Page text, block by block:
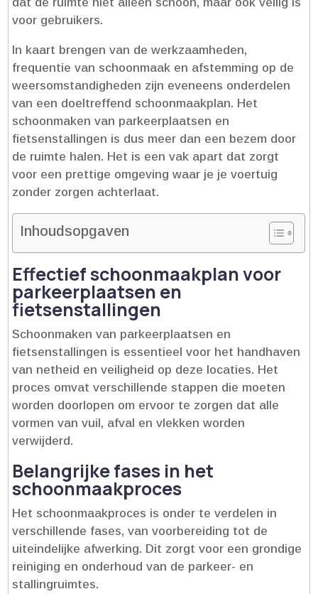
voor gebruikers.​
In kaart brengen van de werkzaamheden,
frequentie van schoonmaak en afstemming op de
weersomstandigheden zijn eveneens onderdelen
van een doeltreffend schoonmaakplan.​ Het
schoonmaken van parkeerplaatsen en
fietsenstallingen is dus meer dan een bezem door
de ruimte halen.​ Het is een vak apart dat zorgt
voor een prettige omgeving waar je je voertuig
zonder zorgen achterlaat.​
Inhoudsopgaven
Effectief schoonmaakplan voor
parkeerplaatsen en
fietsenstallingen
Schoonmaken van parkeerplaatsen en
fietsenstallingen is essentieel voor het handhaven
van netheid en veiligheid op deze locaties.​ Het
proces omvat verschillende stappen die moeten
worden doorlopen om ervoor te zorgen dat alle
vormen van vuil, afval en vlekken worden
verwijderd.​
Belangrijke fases in het
schoonmaakproces
Het schoonmaakproces is onder te verdelen in
verschillende fases, van voorbereiding tot de
uiteindelijke afwerking.​ Dit zorgt voor een grondige
reiniging en onderhoud van de parkeer- en
stallingruimtes.​